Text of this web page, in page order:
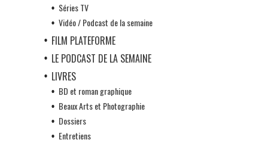
Séries TV
Vidéo / Podcast de la semaine
FILM PLATEFORME
LE PODCAST DE LA SEMAINE
LIVRES
BD et roman graphique
Beaux Arts et Photographie
Dossiers
Entretiens